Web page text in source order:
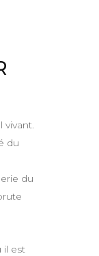
vivant.
du
du
il est